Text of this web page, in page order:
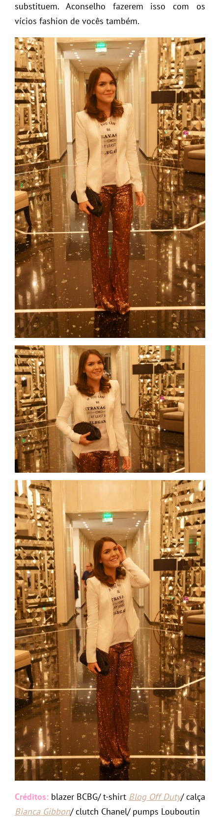
substituem. Aconselho fazerem isso com os
vícios fashion de vocês também.
Créditos: blazer BCBG/ t-shirt Blog Off Duty/ calça
Bianca Gibbon/ clutch Chanel/ pumps Louboutin